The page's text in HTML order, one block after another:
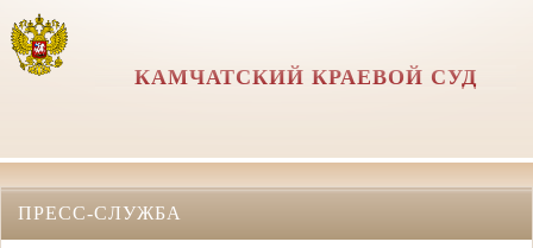
КАМЧАТСКИЙ КРАЕВОЙ СУД
ПРЕСС-СЛУЖБА